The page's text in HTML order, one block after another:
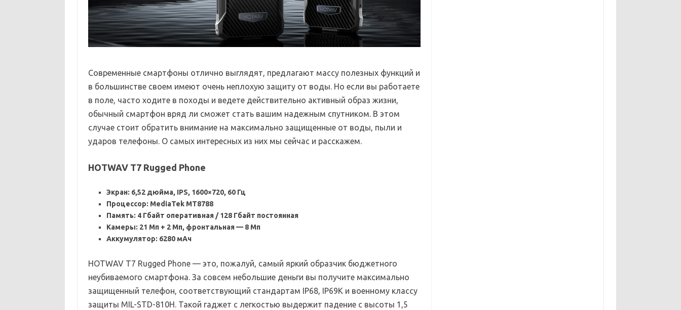
Современные смартфоны отлично выглядят, предлагают массу полезных функций и
в большинстве своем имеют очень неплохую защиту от воды. Но если вы работаете
в поле, часто ходите в походы и ведете действительно активный образ жизни,
обычный смартфон вряд ли сможет стать вашим надежным спутником. В этом
случае стоит обратить внимание на максимально защищенные от воды, пыли и
ударов телефоны. О самых интересных из них мы сейчас и расскажем.
HOTWAV T7 Rugged Phone
Экран: 6,52 дюйма, IPS, 1600×720, 60 Гц
Процессор: MediaTek MT8788
Память: 4 Гбайт оперативная / 128 Гбайт постоянная
Камеры: 21 Мп + 2 Мп, фронтальная — 8 Мп
Аккумулятор: 6280 мАч
HOTWAV T7 Rugged Phone — это, пожалуй, самый яркий образчик бюджетного
неубиваемого смартфона. За совсем небольшие деньги вы получите максимально
защищенный телефон, соответствующий стандартам IP68, IP69K и военному классу
защиты MIL-STD-810H. Такой гаджет с легкостью выдержит падение с высоты 1,5